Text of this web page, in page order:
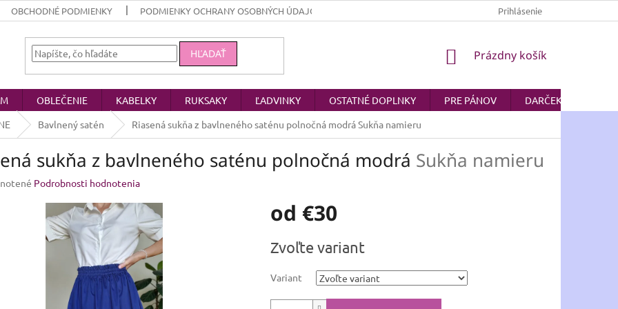
OBCHODNÉ PODMIENKY PODMIENKY OCHRANY OSOBNÝCH ÚDAJOV Prihlásenie
HĽADAŤ
NÁKUPNÝ
Prázdny košík
OBLEČENIE KABELKY RUKSAKY ĽADVINKY OSTATNÉ DOPLNKY PRE PÁNOV
DARČEKOVÉ
Bavlnený satén Riasená sukňa z bavlneného saténu polnočná modráSukňa namieru
sukňa z bavlneného saténu polnočná modrá Sukňa namieru
Podrobnosti hodnotenia
od €30
cena:
Zvoľte variant
Variant